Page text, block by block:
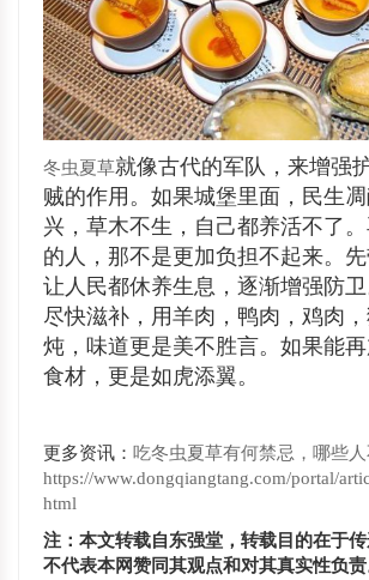
冬虫夏草就像古代的军队，来增强
贼的作用。如果城堡里面，民生
兴，草木不生，自己都养活不了
的人，那不是更加负担不起来。先
让人民都休养生息，逐渐增强防
尽快滋补，用羊肉，鸭肉，鸡肉
炖，味道更是美不胜言。如果能
食材，更是如虎添翼。
更多资讯： 吃冬虫夏草有何禁忌，哪些
https://www.dongqiangtang.com/portal/
html
注：本文转载自东强堂，转载目的在于
不代表本网赞同其观点和对其真实性负